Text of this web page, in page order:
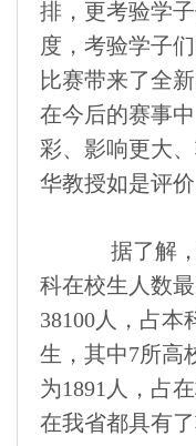
排，更考验学
度，考验学子
比赛带来了全
在今后的赛事
彩、影响更大
华教授如是评价
据了解，
科在校生人数
38100人，占本
生，其中7所高
为1891人，占
在我省都具有